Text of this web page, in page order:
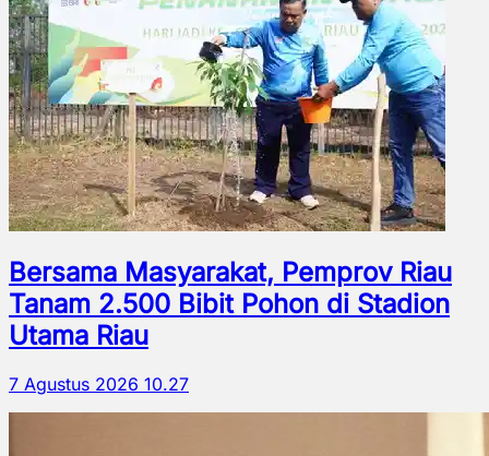
Bersama Masyarakat, Pemprov Riau
Tanam 2.500 Bibit Pohon di Stadion
Utama Riau
7 Agustus 2026 10.27